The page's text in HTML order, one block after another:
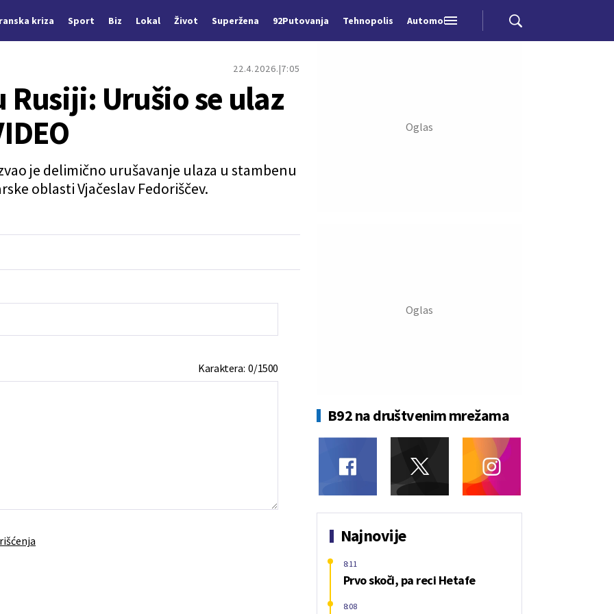
kriza Sport Biz Lokal Život Superžena 92Putovanja Tehnopolis Automobili
22.4.2026. 7:05
Urušio se ulaz
je delimično urušavanje ulaza u stambenu
oblasti Vjačeslav Fedoriščev.
Karaktera:0/1500
B92 na društvenim mrežama
Najnovije
Prvo skoči, pa reci Hetafe
8:11
8:08